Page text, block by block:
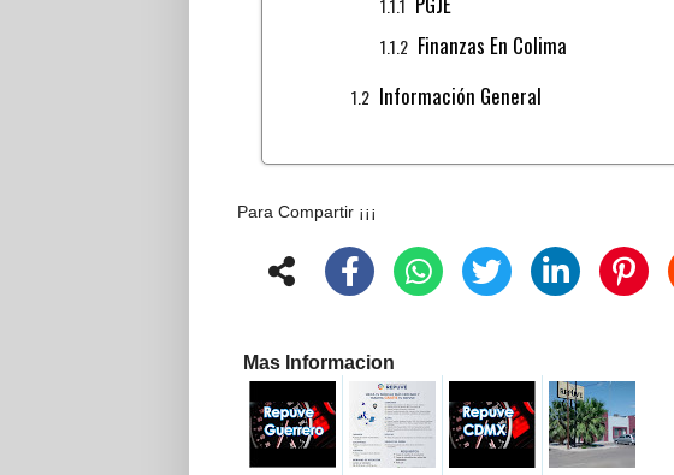
Finanzas En Colima
Información General
Para Compartir ¡¡¡
Mas Informacion